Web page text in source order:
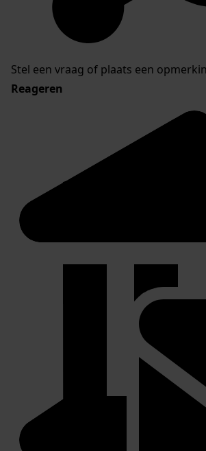
Stel een vraag of plaats een
Reageren